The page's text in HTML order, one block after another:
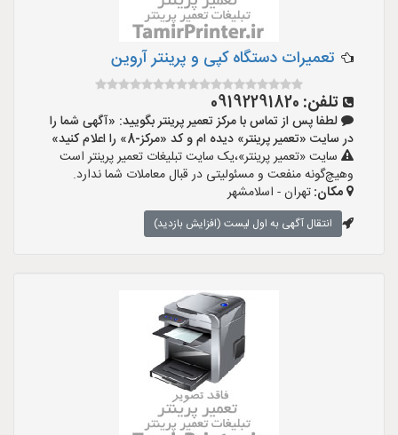
تعمیرات دستگاه کپی و پرینتر آروین
تلفن: 09192291820
لطفا پس از تماس با مرکز تعمیر پرینتر بگویید: «آگهی شما را
در سایت «تعمیر پرینتر» دیده ام و کد «مرکز-8» را اعلام کنید»
سایت «تعمیر پرینتر»،یک سایت تبلیغات تعمیر پرینتر است
وهیچ‌گونه منفعت و مسئولیتی در قبال معاملات شما ندارد.
مکان:تهران - اسلامشهر
انتقال آگهی به اول لیست (افزایش بازدید)